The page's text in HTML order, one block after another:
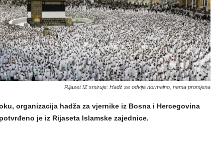
Rijaset IZ smiruje: Hadž se odvija normalno, nema promjena
organizacija hadža za vjernike iz Bosna i Hercegovina
je iz Rijaseta Islamske zajednice.